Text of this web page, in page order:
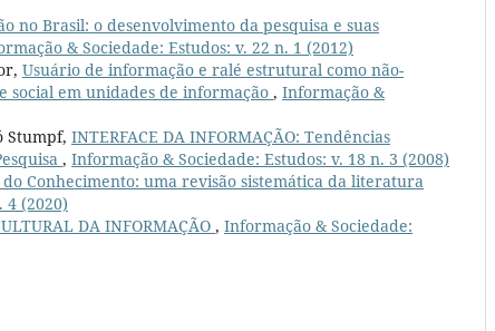
no Brasil: o desenvolvimento da pesquisa e suas
& Sociedade: Estudos: v. 22 n. 1 (2012)
Usuário de informação e ralé estrutural como não-
social em unidades de informação , Informação &
Stumpf, INTERFACE DA INFORMAÇÃO: Tendências
, Informação & Sociedade: Estudos: v. 18 n. 3 (2008)
do Conhecimento: uma revisão sistemática da literatura
4 (2020)
DA INFORMAÇÃO , Informação & Sociedade: